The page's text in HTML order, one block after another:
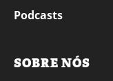
Podcasts
SOBRE NÓS